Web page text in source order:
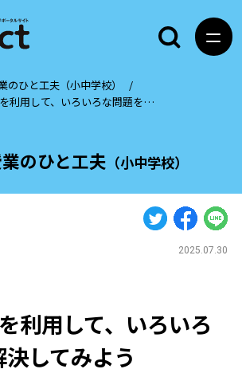
のひと工夫 （小中学校）
のひと工夫（小中学校）
を利用して、いろいろな問題を…
2025.07.30
利用して、いろいろ
してみよう